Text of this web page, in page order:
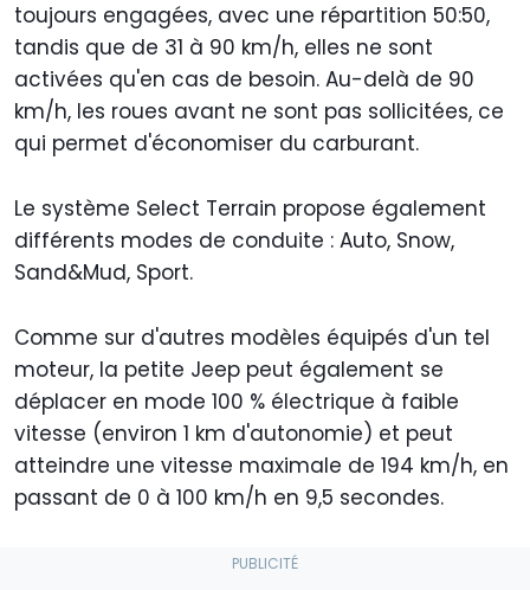
toujours engagées, avec une répartition 50:50,
tandis que de 31 à 90 km/h, elles ne sont
activées qu'en cas de besoin. Au-delà de 90
km/h, les roues avant ne sont pas sollicitées, ce
qui permet d'économiser du carburant.
Le système Select Terrain propose également
différents modes de conduite : Auto, Snow,
Sand&Mud, Sport.
Comme sur d'autres modèles équipés d'un tel
moteur, la petite Jeep peut également se
déplacer en mode 100 % électrique à faible
vitesse (environ 1 km d'autonomie) et peut
atteindre une vitesse maximale de 194 km/h, en
passant de 0 à 100 km/h en 9,5 secondes.